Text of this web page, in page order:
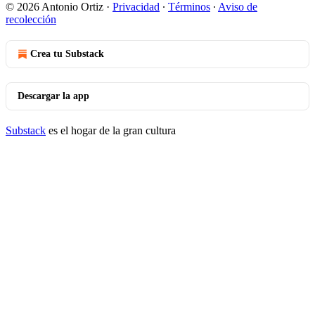
© 2026 Antonio Ortiz · Privacidad ∙ Términos ∙ Aviso de
recolección
Crea tu Substack
Descargar la app
Substack es el hogar de la gran cultura